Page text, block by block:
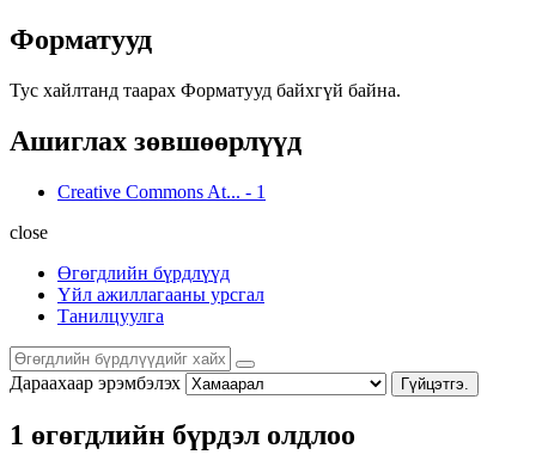
Форматууд
Тус хайлтанд таарах Форматууд байхгүй байна.
Ашиглах зөвшөөрлүүд
Creative Commons At... - 1
close
Өгөгдлийн бүрдлүүд
Үйл ажиллагааны урсгал
Танилцуулга
Дараахаар эрэмбэлэх Гүйцэтгэ.
1 өгөгдлийн бүрдэл олдлоо